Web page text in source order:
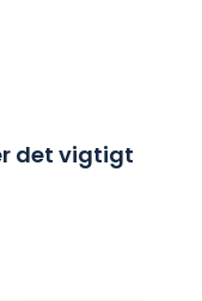
det vigtigt